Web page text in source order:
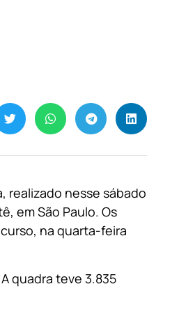
realizado nesse sábado
em São Paulo. Os
na quarta-feira
quadra teve 3.835